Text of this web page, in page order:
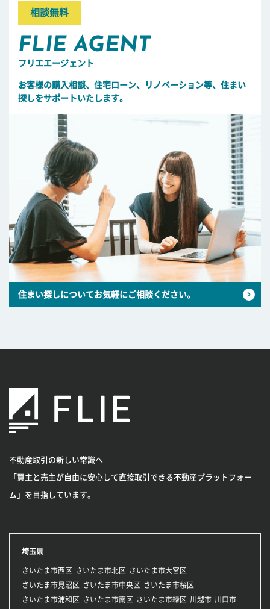
相談無料
FLIE AGENT
フリエエージェント
お客様の購入相談、住宅ローン、リノベーション等、住まい
探しをサポートいたします。
住まい探しについてお気軽にご相談ください。
不動産取引の新しい常識へ
「買主と売主が自由に安心して直接取引できる不動産プラットフォー
ム」を目指しています。
埼玉県
さいたま市西区 さいたま市北区
さいたま市大宮区
さいたま市見沼区
さいたま市中央区
さいたま市桜区
さいたま市浦和区
さいたま市南区 さいたま市緑区 川越市 川口市